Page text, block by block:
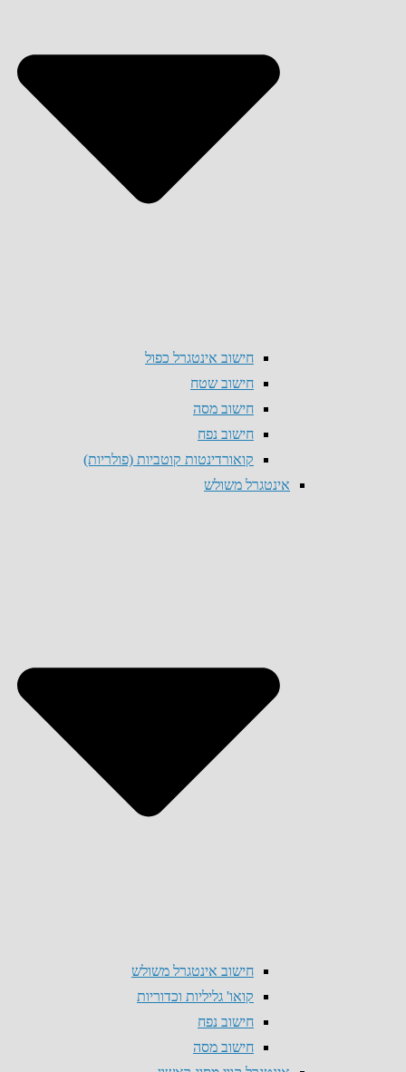
חישוב אינטגרל כפול
חישוב שטח
חישוב מסה
חישוב נפח
קואורדינטות קוטביות (פולריות)
אינטגרל משולש
חישוב אינטגרל משולש
קואו' גליליות וכדוריות
חישוב נפח
חישוב מסה